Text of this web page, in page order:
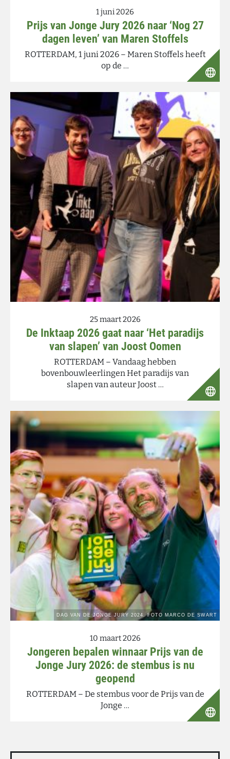
1 juni 2026
Prijs van Jonge Jury 2026 naar ‘Nog 27
dagen leven’ van Maren Stoffels
ROTTERDAM, 1 juni 2026 – Maren Stoffels heeft
op de …
25 maart 2026
De Inktaap 2026 gaat naar ‘Het paradijs
van slapen’ van Joost Oomen
ROTTERDAM – Vandaag hebben
bovenbouwleerlingen Het paradijs van
slapen van auteur Joost …
10 maart 2026
Jongeren bepalen winnaar Prijs van de
Jonge Jury 2026: de stembus is nu
geopend
ROTTERDAM – De stembus voor de Prijs van de
Jonge …